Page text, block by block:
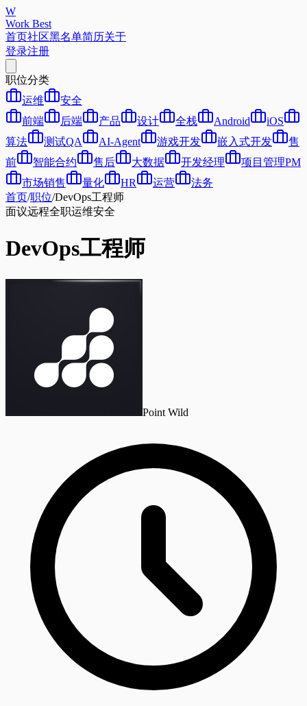
W
Work Best
首页社区黑名单简历关于
登录注册
职位分类
运维
安全
前端
后端 产品 设计 全栈 Android
iOS
算法
测试QA AI-Agent 游戏开发 嵌入式开发
售
前
智能合约 售后 大数据 开发经理
项目管理PM
市场销售
量化 HR 运营
法务
首页/职位/DevOps工程师
面议远程全职运维安全
DevOps工程师
Point Wild